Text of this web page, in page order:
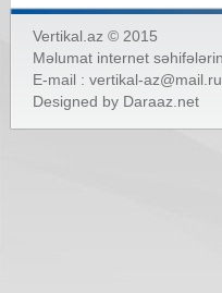
Vertikal.az © 2015
Məlumat internet
E-mail : vertikal-az@mail.ru
Designed by Daraaz.net